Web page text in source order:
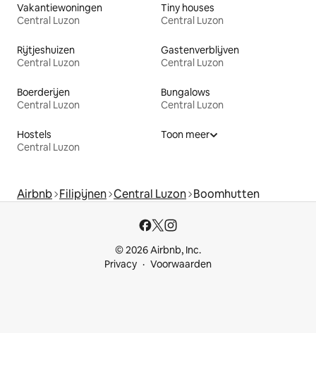
Vakantiewoningen
Central Luzon
Tiny houses
Central Luzon
Rijtjeshuizen
Central Luzon
Gastenverblijven
Central Luzon
Boerderijen
Central Luzon
Bungalows
Central Luzon
Hostels
Central Luzon
Toon meer
Airbnb Filipijnen Central Luzon Boomhutten
© 2026 Airbnb, Inc.
Privacy
Voorwaarden